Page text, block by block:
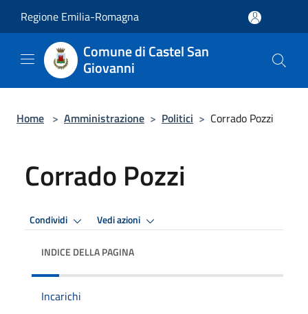
Regione Emilia-Romagna
Comune di Castel San
Giovanni
Home > Amministrazione > Politici > Corrado Pozzi
Corrado Pozzi
Condividi Vedi azioni
INDICE DELLA PAGINA
Incarichi